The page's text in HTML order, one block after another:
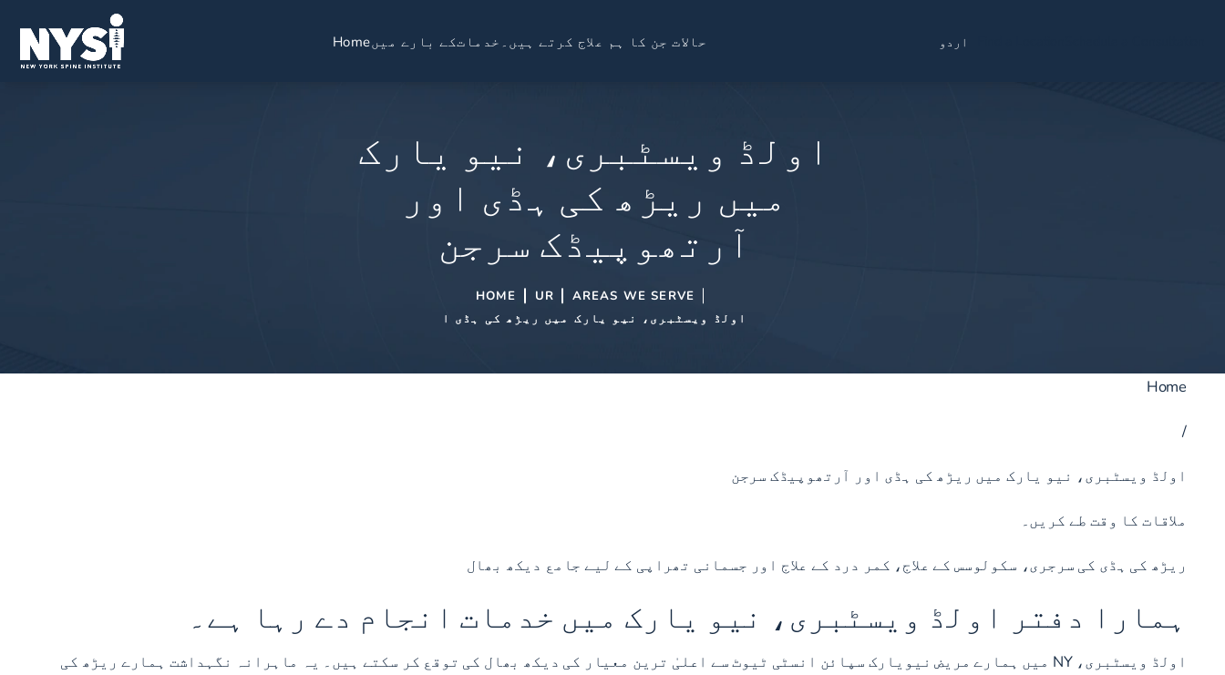
Homeکے بارے میںخدمات حالات جن کا ہم علاج کرتے ہیں۔ اردو
اولڈ ویسٹبری، نیو یارک
میں ریڑھ کی ہڈی اور
آرتھوپیڈک سرجن
HOME UR
AREAS WE SERVE
اولڈ ویسٹبری، نیو یارک میں ریڑھ کی ہڈی ا
Home
/
اولڈ ویسٹبری، نیو یارک میں ریڑھ کی ہڈی اور آرتھوپیڈک سرجن
ملاقات کا وقت طے کریں۔
ریڑھ کی ہڈی کی سرجری، سکولوسس کے علاج، کمر درد کے علاج اور جسمانی تھراپی کے لیے جامع دیکھ بھال
ہمارا دفتر اولڈ ویسٹبری، نیو یارک میں خدمات انجام دے رہا ہے۔
اولڈ ویسٹبری، NY میں ہمارے مریض نیویارک سپائن انسٹی ٹیوٹ سے اعلیٰ ترین معیار کی دیکھ بھال کی توقع کر سکتے ہیں۔ یہ ماہرانہ نگہداشت ہمارے ریڑھ کی